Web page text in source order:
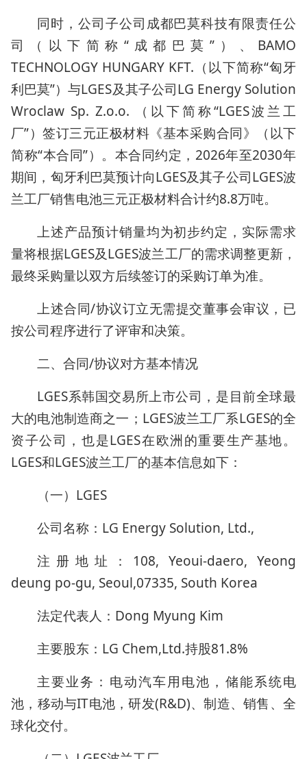
同时，公司子公司成都巴莫科技有限责任公
司（以下简称“成都巴莫”）、BAMO
TECHNOLOGY HUNGARY KFT.（以下简称“匈牙
利巴莫”）与LGES及其子公司LG Energy Solution
Wroclaw Sp. Z.o.o. （以下简称“LGES波兰工
厂”）签订三元正极材料《基本采购合同》（以下
简称“本合同”）。本合同约定，2026年至2030年
期间，匈牙利巴莫预计向LGES及其子公司LGES波
兰工厂销售电池三元正极材料合计约8.8万吨。
上述产品预计销量均为初步约定，实际需求
量将根据LGES及LGES波兰工厂的需求调整更新，
最终采购量以双方后续签订的采购订单为准。
上述合同/协议订立无需提交董事会审议，已
按公司程序进行了评审和决策。
二、合同/协议对方基本情况
LGES系韩国交易所上市公司，是目前全球最
大的电池制造商之一；LGES波兰工厂系LGES的全
资子公司，也是LGES在欧洲的重要生产基地。
LGES和LGES波兰工厂的基本信息如下：
（一）LGES
公司名称：LG Energy Solution, Ltd.,
注册地址：108, Yeoui-daero, Yeong
deung po-gu, Seoul,07335, South Korea
法定代表人：Dong Myung Kim
主要股东：LG Chem,Ltd.持股81.8%
主要业务：电动汽车用电池，储能系统电
池，移动与IT电池，研发(R&D)、制造、销售、全
球化交付。